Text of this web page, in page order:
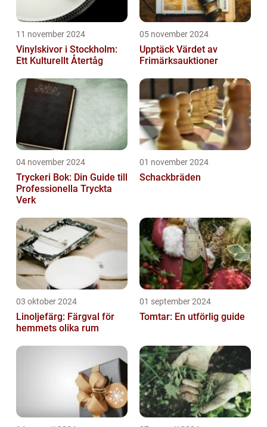
11 november 2024
Vinylskivor i Stockholm:
Ett Kulturellt Återtåg
05 november 2024
Upptäck Värdet av
Frimärksauktioner
04 november 2024
Tryckeri Bok: Din Guide till
Professionella Tryckta
Verk
01 november 2024
Schackbräden
03 oktober 2024
Linoljefärg: Färgval för
hemmets olika rum
01 september 2024
Tomtar: En utförlig guide